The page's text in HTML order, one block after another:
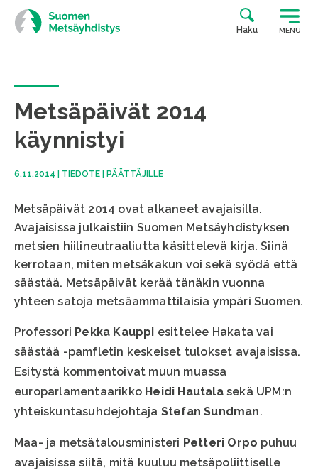
Siirry
suoraan
sisältöön
Haku MENU
Metsäpäivät 2014
käynnistyi
6.11.2014 TIEDOTE PÄÄTTÄJILLE
Metsäpäivät 2014 ovat alkaneet avajaisilla.
Avajaisissa julkaistiin Suomen Metsäyhdistyksen
metsien hiilineutraaliutta käsittelevä kirja. Siinä
kerrotaan, miten metsäkakun voi sekä syödä että
säästää. Metsäpäivät kerää tänäkin vuonna
yhteen satoja metsäammattilaisia ympäri Suomen.
Professori Pekka Kauppi esittelee Hakata vai
säästää -pamfletin keskeiset tulokset avajaisissa.
Esitystä kommentoivat muun muassa
europarlamentaarikko Heidi Hautalasekä UPM:n
yhteiskuntasuhdejohtaja Stefan Sundman.
Maa- ja metsätalousministeri Petteri Orpo puhuu
avajaisissa siitä, mitä kuuluu metsäpoliittiselle